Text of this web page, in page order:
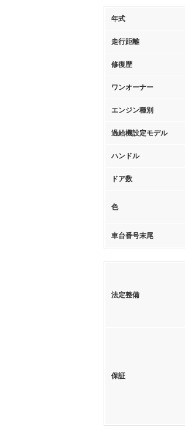
年式
走行距離
修復歴
ワンオーナー
エンジン種別
過給機設定モデル
ハンドル
ドア数
色
車台番号末尾
法定整備
保証